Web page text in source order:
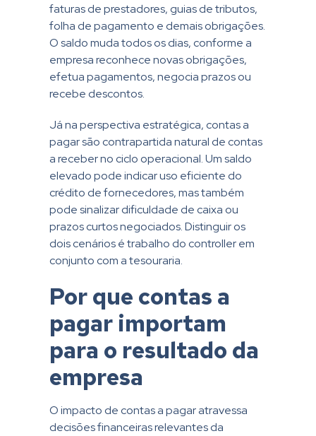
faturas de prestadores, guias de tributos,
folha de pagamento e demais obrigações.
O saldo muda todos os dias, conforme a
empresa reconhece novas obrigações,
efetua pagamentos, negocia prazos ou
recebe descontos.
Já na perspectiva estratégica, contas a
pagar são contrapartida natural de contas
a receber no ciclo operacional. Um saldo
elevado pode indicar uso eficiente do
crédito de fornecedores, mas também
pode sinalizar dificuldade de caixa ou
prazos curtos negociados. Distinguir os
dois cenários é trabalho do controller em
conjunto com a tesouraria.
Por que contas a
pagar importam
para o resultado da
empresa
O impacto de contas a pagar atravessa
decisões financeiras relevantes da